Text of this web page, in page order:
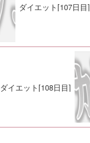
ダイエット[107日目]
ダイエット[108日目]